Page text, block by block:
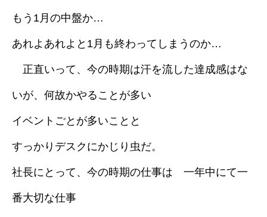
お問い合わせ
採用情報
ブログ
もう1月の中盤か…
あれよあれよと1月も終わってしまうのか…
正直いって、今の時期は汗を流した達成感はな
いが、何故かやることが多い
イベントごとが多いことと
すっかりデスクにかじり虫だ。
社長にとって、今の時期の仕事は 一年中にて一
番大切な仕事